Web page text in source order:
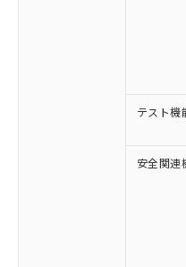
テスト機
安全関連
商品の当社
(税抜)を提供
当社制御機
在庫状況お
非含有の対応状
非該当品：ライセ
仕入先様の事情に
むを得ず変更する
「○」：最大均質
「×」：最大均質
「－」：未確認で
い合わせください
為替および